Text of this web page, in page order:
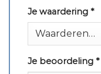
Je waardering *
Je beoordeling *